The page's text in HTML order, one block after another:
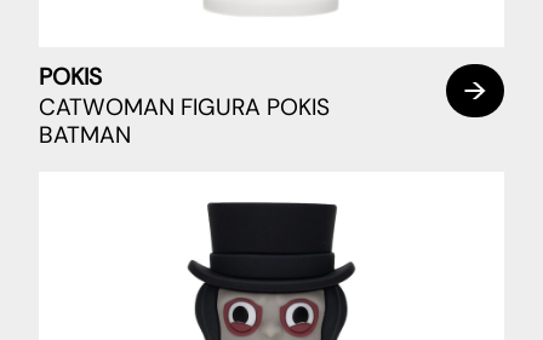
POKIS
CATWOMAN FIGURA POKIS
BATMAN